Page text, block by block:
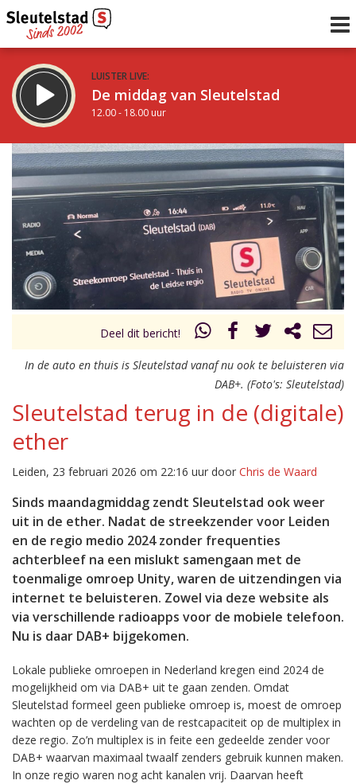
LUISTER LIVE:
De middag van Sleutelstad
12.00 - 18.00 uur
STRAKS:
De vrijdagavond met Keanu
18.00 - 19.00 uur
Vorig uur
uur 1 van 0 Volgend uur
Deel dit bericht!
In de auto en thuis is Sleutelstad vanaf nu ook te beluisteren via
DAB+. (Foto's: Sleutelstad)
Sleutelstad terug in de (digitale)
ether
Leiden, 23 februari 2026 om 22:16 uur door Chris de Waard
Sinds maandagmiddag zendt Sleutelstad ook weer
uit in de ether. Nadat de streekzender voor Leiden
en de regio medio 2024 zonder frequenties
achterbleef na een mislukt samengaan met de
toenmalige omroep Unity, waren de uitzendingen via
internet te beluisteren. Zowel via deze website als
via verschillende radioapps voor de mobiele telefoon.
Nu is daar DAB+ bijgekomen.
Lokale publieke omroepen in Nederland kregen eind 2024 de
mogelijkheid om via DAB+ uit te gaan zenden. Omdat
Sleutelstad formeel geen publieke omroep is, moest de omroep
wachten op de verdeling van de restcapaciteit op de multiplex in
deze regio. Zo’n multiplex is in feite een gedeelde zender voor
DAB+ waarvan maximaal twaalf zenders gebruik kunnen maken.
In onze regio waren nog acht kanalen vrij. Daarvan heeft